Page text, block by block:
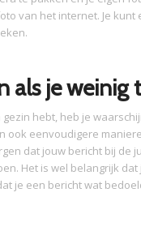
van het internet. Je
als je weinig
hebt, heb je
ook eenvoudigere
dat jouw bericht bij de
Het is wel belangrijk
je een bericht wat